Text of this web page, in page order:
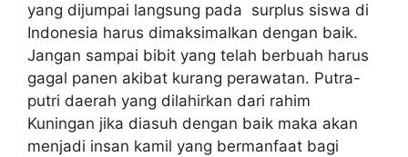
yang dijumpai langsung pada surplus siswa di
Indonesia harus dimaksimalkan dengan baik.
Jangan sampai bibit yang telah berbuah harus
gagal panen akibat kurang perawatan. Putra-
putri daerah yang dilahirkan dari rahim
Kuningan jika diasuh dengan baik maka akan
menjadi insan kamil yang bermanfaat bagi